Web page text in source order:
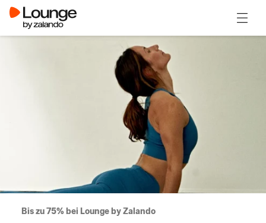
Bis zu 75% bei Lounge by Zalando